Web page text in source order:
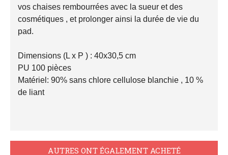
vos chaises rembourrées avec la sueur et des
cosmétiques , et prolonger ainsi la durée de vie du
pad.
Dimensions (L x P ) : 40x30,5 cm
PU 100 pièces
Matériel: 90% sans chlore cellulose blanchie , 10 %
de liant
AUTRES ONT ÉGALEMENT ACHETÉ